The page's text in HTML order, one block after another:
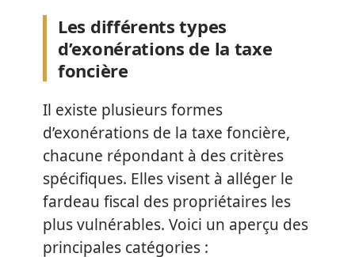
Les différents types
d’exonérations de la taxe
foncière
Il existe plusieurs formes
d’exonérations de la taxe foncière,
chacune répondant à des critères
spécifiques. Elles visent à alléger le
fardeau fiscal des propriétaires les
plus vulnérables. Voici un aperçu des
principales catégories :